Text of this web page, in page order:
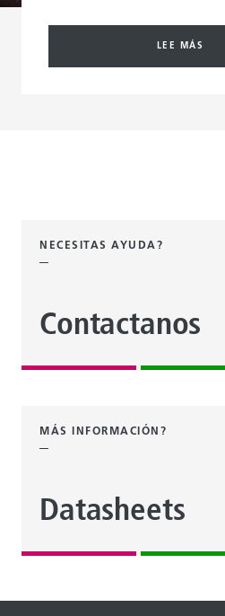
LEE MÁS
NECESITAS AYUDA?
Contactanos
MÁS INFORMACIÓN?
Datasheets